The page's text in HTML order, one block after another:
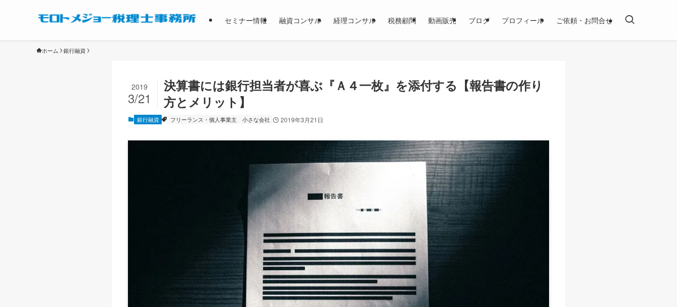
セミナー情報 融資コンサル 経理コンサル 税務顧問 動画販売 ブログ プロフィール ご依頼・お問合せ
ホーム 銀行融資
決算書には銀行担当者が喜ぶ『Ａ４一枚』を添付する【報告書の作り
方とメリット】
2019
3/21
銀行融資 フリーランス・個人事業主 小さな会社 2019年3月21日